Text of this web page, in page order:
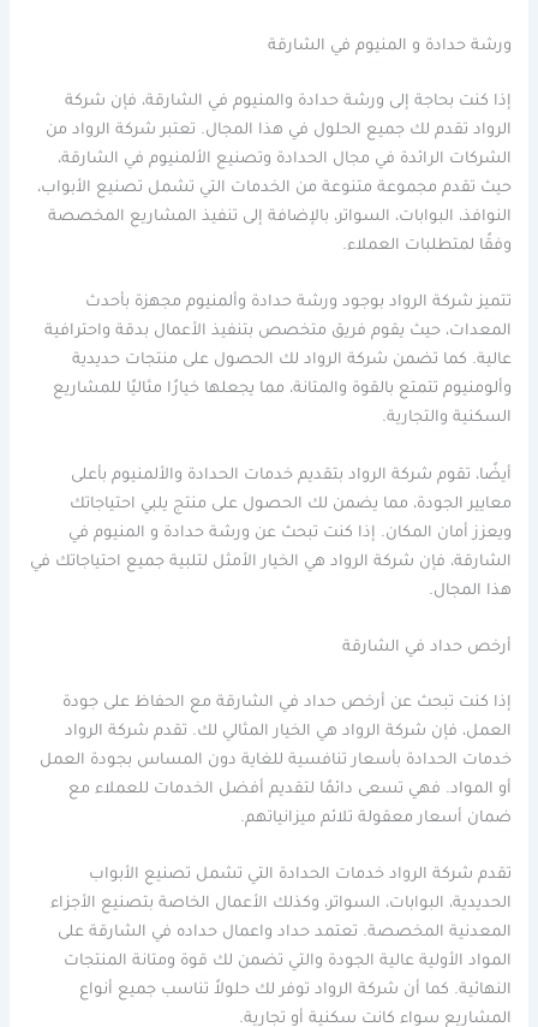
ورشة حدادة و المنيوم في الشارقة
إذا كنت بحاجة إلى ورشة حدادة والمنيوم في الشارقة، فإن شركة
الرواد تقدم لك جميع الحلول في هذا المجال. تعتبر شركة الرواد من
الشركات الرائدة في مجال الحدادة وتصنيع الألمنيوم في الشارقة،
حيث تقدم مجموعة متنوعة من الخدمات التي تشمل تصنيع الأبواب،
النوافذ، البوابات، السواتر، بالإضافة إلى تنفيذ المشاريع المخصصة
وفقًا لمتطلبات العملاء.
تتميز شركة الرواد بوجود ورشة حدادة وألمنيوم مجهزة بأحدث
المعدات، حيث يقوم فريق متخصص بتنفيذ الأعمال بدقة واحترافية
عالية. كما تضمن شركة الرواد لك الحصول على منتجات حديدية
وألومنيوم تتمتع بالقوة والمتانة، مما يجعلها خيارًا مثاليًا للمشاريع
السكنية والتجارية.
أيضًا، تقوم شركة الرواد بتقديم خدمات الحدادة والألمنيوم بأعلى
معايير الجودة، مما يضمن لك الحصول على منتج يلبي احتياجاتك
ويعزز أمان المكان. إذا كنت تبحث عن ورشة حدادة و المنيوم في
الشارقة، فإن شركة الرواد هي الخيار الأمثل لتلبية جميع احتياجاتك في
هذا المجال.
أرخص حداد في الشارقة
إذا كنت تبحث عن أرخص حداد في الشارقة مع الحفاظ على جودة
العمل، فإن شركة الرواد هي الخيار المثالي لك. تقدم شركة الرواد
خدمات الحدادة بأسعار تنافسية للغاية دون المساس بجودة العمل
أو المواد. فهي تسعى دائمًا لتقديم أفضل الخدمات للعملاء مع
ضمان أسعار معقولة تلائم ميزانياتهم.
تقدم شركة الرواد خدمات الحدادة التي تشمل تصنيع الأبواب
الحديدية، البوابات، السواتر، وكذلك الأعمال الخاصة بتصنيع الأجزاء
المعدنية المخصصة. تعتمد حداد واعمال حداده في الشارقة على
المواد الأولية عالية الجودة والتي تضمن لك قوة ومتانة المنتجات
النهائية. كما أن شركة الرواد توفر لك حلولاً تناسب جميع أنواع
المشاريع سواء كانت سكنية أو تجارية.